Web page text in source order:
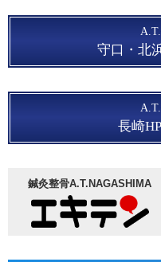
守口・北
長崎HP
鍼灸整骨A.T.NAGASHIMA